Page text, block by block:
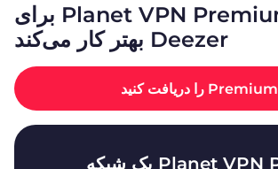
چرا Planet VPN Premium برای
Deezer بهتر کار می‌کند
Premium را دریافت کنید
Planet VPN Premium یک شبکه